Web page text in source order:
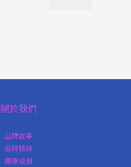
關於我們
品牌故事
品牌精神
團隊成員